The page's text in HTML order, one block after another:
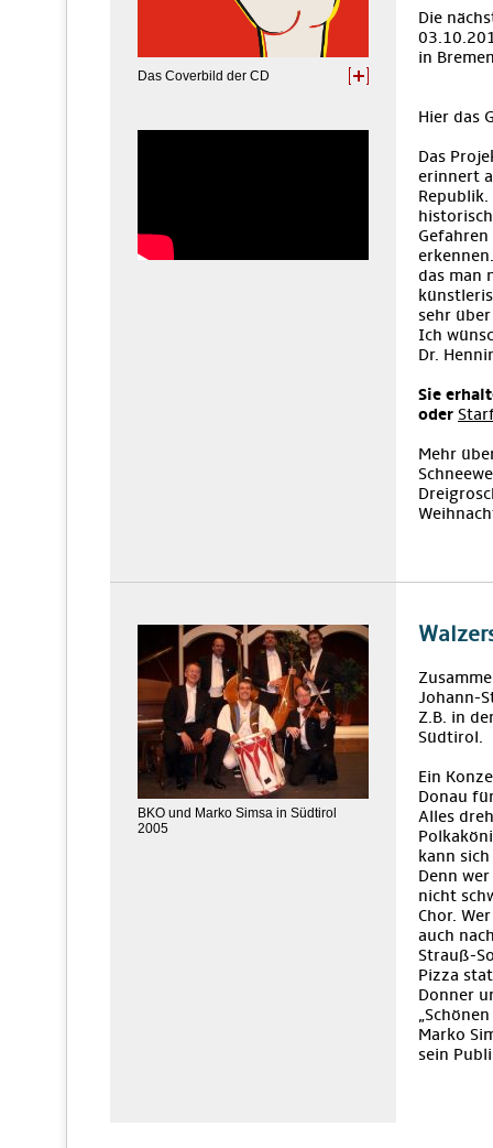
Das Coverbild der CD
Die
in
Hier das
Das
erinnert
das man
sehr
Ich
Dr.
Sie
oder
Mehr
BKO und Marko Simsa in Südtirol
2005
Johann-
Z.B. in
Südtirol.
Ein
Donau
Alles
kann
Denn
nicht
Chor.
auch
Strauß-
Pizza
Donner
Marko
sein